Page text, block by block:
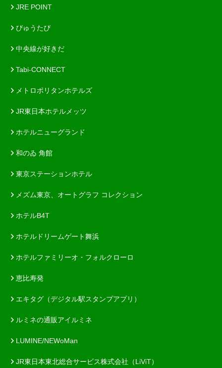
JRE POINT
びゅうたび
中央線が好きだ
Tabi-CONNECT
メトロポリタンホテルズ
JR東日本ホテルメッツ
ホテルニューグランド
和のゐ 角館
東京ステーションホテル
メズム東京、オートグラフ コレクション
ホテルB4T
ホテルドリームゲート舞浜
ホテルファミリーオ・フォルクローロ
恵比寿発
エキタグ（デジタル駅スタンプアプリ）
ルミネの通販アイルミネ
LUMINE/NEWoMan
JR東日本東北総合サービス株式会社（LiViT）